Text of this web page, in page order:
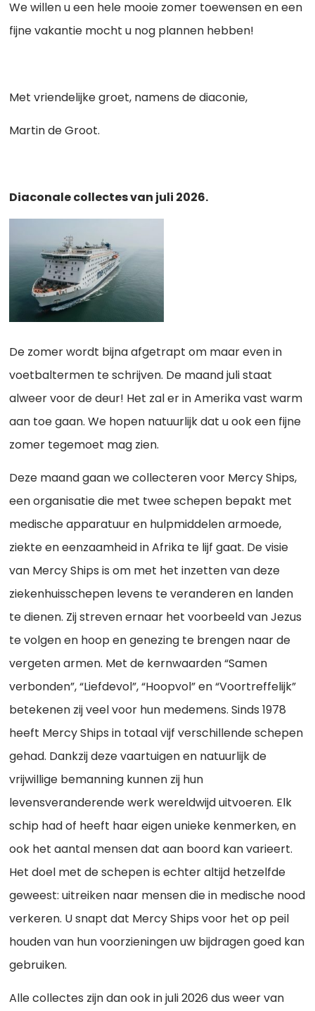
We willen u een hele mooie zomer toewensen en een
fijne vakantie mocht u nog plannen hebben!
Met vriendelijke groet, namens de diaconie,
Martin de Groot.
Diaconale collectes van juli 2026.
De zomer wordt bijna afgetrapt om maar even in
voetbaltermen te schrijven. De maand juli staat
alweer voor de deur! Het zal er in Amerika vast warm
aan toe gaan. We hopen natuurlijk dat u ook een fijne
zomer tegemoet mag zien.
Deze maand gaan we collecteren voor Mercy Ships,
een organisatie die met twee schepen bepakt met
medische apparatuur en hulpmiddelen armoede,
ziekte en eenzaamheid in Afrika te lijf gaat. De visie
van Mercy Ships is om met het inzetten van deze
ziekenhuisschepen levens te veranderen en landen
te dienen. Zij streven ernaar het voorbeeld van Jezus
te volgen en hoop en genezing te brengen naar de
vergeten armen. Met de kernwaarden “Samen
verbonden”, “Liefdevol”, “Hoopvol” en “Voortreffelijk”
betekenen zij veel voor hun medemens. Sinds 1978
heeft Mercy Ships in totaal vijf verschillende schepen
gehad. Dankzij deze vaartuigen en natuurlijk de
vrijwillige bemanning kunnen zij hun
levensveranderende werk wereldwijd uitvoeren. Elk
schip had of heeft haar eigen unieke kenmerken, en
ook het aantal mensen dat aan boord kan varieert.
Het doel met de schepen is echter altijd hetzelfde
geweest: uitreiken naar mensen die in medische nood
verkeren. U snapt dat Mercy Ships voor het op peil
houden van hun voorzieningen uw bijdragen goed kan
gebruiken.
Alle collectes zijn dan ook in juli 2026 dus weer van